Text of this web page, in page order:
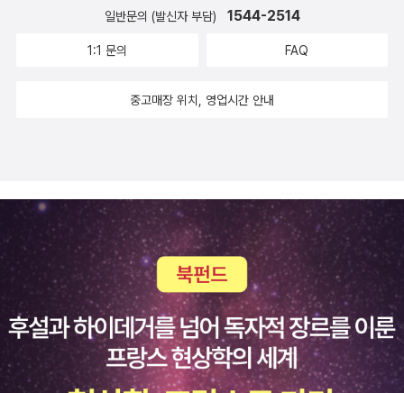
‘임금뿐 아니라 벼슬아치(양반·사대부) 앞에서 굽신거리지 않으면, 땅
바닥에 엎드리고 고개숙이지 않으면 목숨을 빼앗기던 일’을 어느새
노릇이다. ‘가위질(근절법)’을 앞세워서 미리 도려내고 값(벌금)을 잔
서 휘두르지 말아야지. 입맛에 맞는 추킴말(주례사비평)만 들으면서
구름에 올라앉고 싶은 무리가 늘 가위질이라는 무시무시한 주먹을 휘
둘렀다. 지난날(1970∼2010)에는 ‘간행물윤리위원회 검정필·심의
필’이었다면 오늘날(2026)에는 ‘정보통신망 이용촉진 및 정보보호
등에 관한 법률 일부개정법률안’이라는 허울좋은 이름으로 우리 입에
재갈을 물리고 팔다리에 차꼬를 채우면서 입틀막을 하려는 짓이다.
눈을 떠야지 싶다. 민낯을 읽어내고 참빛을 보아야지 싶다. 이 나라는
‘국가보안법’부터 아직 멀쩡하다. ‘십지지문채취’라는 넋뜬짓을 아직
하고서 “골목집 마당”마다 나무를 한두 그루씩 심어서 돌보고, 골목
과 빛살(전기)을 엄청나게 잡아먹으면서 땅과 바다를 더럽히는 ‘반도
막에 조금은 드러나는구나 싶다. 게다가 바다에까지 “목숨 20해”짜
‘거미길’에 ‘풀벌레길’에 ‘들꽃길’에 ‘밭둑길’이 바로 푸른길이다. 서
울책잔치(서울국제도서전)는 오늘(2026.6.27.)도 북적일 테지. 찬
바람(에어컨)을 펑펑 돌리는 커다란 곳에서는 책을 사거나 읽고 싶지
않다. 나무 곁에 서서 책을 사고 읽고 쓰고 나누고 싶다. 나는 “나무
곁에서 나무랑 나란히 누리는 책잔치”가 피어날 앞길을 그린다. 나는
“푸른숲을 품는 시골에서 누구나 누리는 책숲”이 깨어날 앞날을 그린
다. 나는 “시골과 서울 모두 푸르게 탈바꿈하면서 나무노래를 함께 누
리는 책빛”을 그린다. 나무를 잊고 등진 채 종이책을 손에 쥔다면 허
일반문의 (발신자 부담) 1544-2514
1:1 문의 FAQ
중고매장 위치, 영업시간 안내